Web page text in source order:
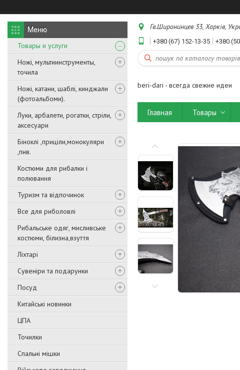
Товары и услуги
Ножі, мультиинструменты,
точила
Ножі, катани, шаблі, кинджали
(фотоальбоми).
Луки, арбалети, рогатки, стріли,
аксесуари
Біноклі ,приціли,монокуляри
,пнв.
Костюми для рибалки і
полювання
Туризм та відпочинок
Все для риболовлі
Рибальське одяг, мисливське
костюми, білизна,взуття
Ліхтарі
Сувеніри та подарунки
Посуд
Китайські новинки
ЦПА
Точилки
Спальні мішки
Гв.Широнинцев 33, Харків,
+380 (67) 152-13-35 +380
beri-dari - всегда свежие идеи
Главная Товары